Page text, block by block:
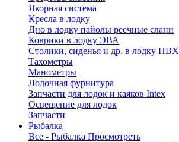
Якорная система
Кресла в лодку
Дно в лодку пайолы реечные слани
Коврики в лодку ЭВА
Столики, сиденья и др. в лодку ПВХ
Тахометры
Манометры
Лодочная фурнитура
Запчасти для лодок и каяков Intex
Освещение для лодок
Запчасти
Рыбалка
Все - Рыбалка Просмотреть